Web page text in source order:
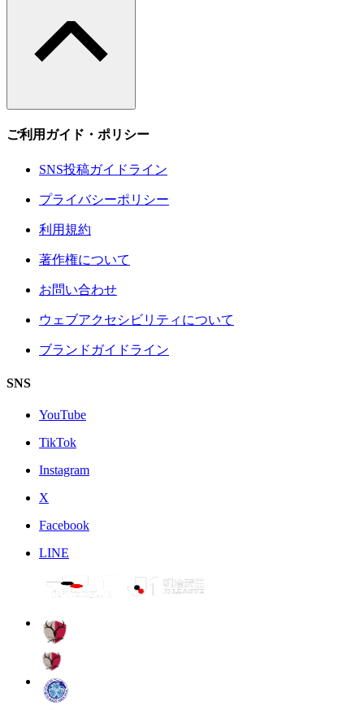
ご利用ガイド・ポリシー
SNS投稿ガイドライン
プライバシーポリシー
利用規約
著作権について
お問い合わせ
ウェブアクセシビリティについて
ブランドガイドライン
SNS
YouTube
TikTok
Instagram
X
Facebook
LINE